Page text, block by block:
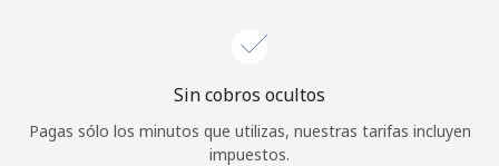
o
Sin cobros ocultos
Pagas sólo los minutos que utilizas, nuestras tarifas incluyen
impuestos.